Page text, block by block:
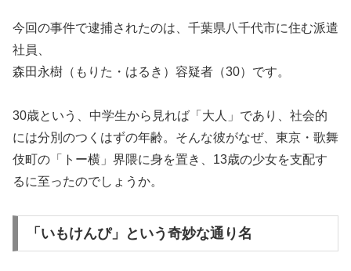
今回の事件で逮捕されたのは、千葉県八千代市に住む派遣
社員、
森田永樹（もりた・はるき）容疑者（30）です。
30歳という、中学生から見れば「大人」であり、社会的
には分別のつくはずの年齢。そんな彼がなぜ、東京・歌舞
伎町の「トー横」界隈に身を置き、13歳の少女を支配す
るに至ったのでしょうか。
「いもけんぴ」という奇妙な通り名